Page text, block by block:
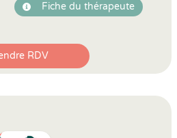
Fiche du thérapeute
RDV